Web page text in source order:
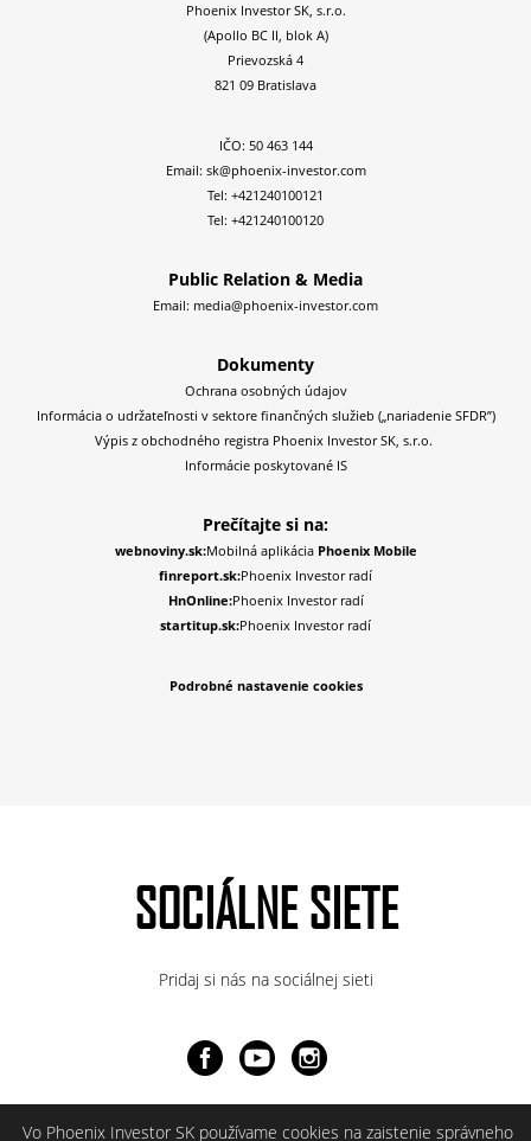
Phoenix Investor SK, s.r.o.
(Apollo BC II, blok A)
Prievozská 4
821 09 Bratislava
IČO: 50 463 144
Email: sk@phoenix-investor.com
Tel: +421240100121
Tel: +421240100120
Public Relation & Media
Email: media@phoenix-investor.com
Dokumenty
Ochrana osobných údajov
Informácia o udržateľnosti v sektore finančných služieb („nariadenie SFDR”)
Výpis z obchodného registra Phoenix Investor SK, s.r.o.
Informácie poskytované IS
Prečítajte si na:
webnoviny.sk:Mobilná aplikáciaPhoenix Mobile
finreport.sk:Phoenix Investor radí
HnOnline:Phoenix Investor radí
startitup.sk:Phoenix Investor radí
Podrobné nastavenie cookies
SOCIÁLNE SIETE
Pridaj si nás na sociálnej sieti
Vo Phoenix Investor SK používame cookies na zaistenie správneho